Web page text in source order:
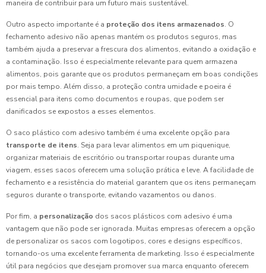
maneira de contribuir para um futuro mais sustentável.
Outro aspecto importante é a proteção dos itens armazenados. O
fechamento adesivo não apenas mantém os produtos seguros, mas
também ajuda a preservar a frescura dos alimentos, evitando a oxidação e
a contaminação. Isso é especialmente relevante para quem armazena
alimentos, pois garante que os produtos permaneçam em boas condições
por mais tempo. Além disso, a proteção contra umidade e poeira é
essencial para itens como documentos e roupas, que podem ser
danificados se expostos a esses elementos.
O saco plástico com adesivo também é uma excelente opção para
transporte de itens. Seja para levar alimentos em um piquenique,
organizar materiais de escritório ou transportar roupas durante uma
viagem, esses sacos oferecem uma solução prática e leve. A facilidade de
fechamento e a resistência do material garantem que os itens permaneçam
seguros durante o transporte, evitando vazamentos ou danos.
Por fim, a personalização dos sacos plásticos com adesivo é uma
vantagem que não pode ser ignorada. Muitas empresas oferecem a opção
de personalizar os sacos com logotipos, cores e designs específicos,
tornando-os uma excelente ferramenta de marketing. Isso é especialmente
útil para negócios que desejam promover sua marca enquanto oferecem